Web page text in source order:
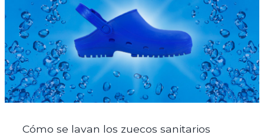
Cómo se lavan los zuecos sanitarios